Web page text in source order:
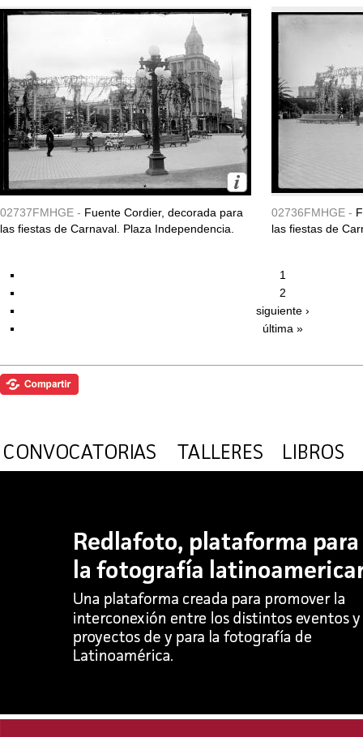
02737FMHGE - Fuente Cordier, decorada para
las fiestas de Carnaval. Plaza Independencia.
02736FMHGE -
las fiestas de
1
2
siguiente ›
última »